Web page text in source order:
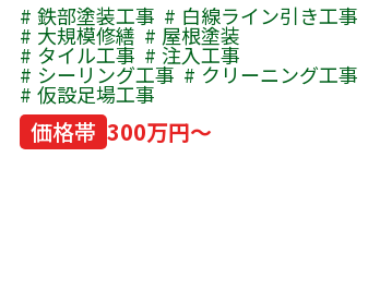
鉄部塗装工事 白線ライン引き工事
大規模修繕 屋根塗装
タイル工事 注入工事
シーリング工事 クリーニング工事
仮設足場工事
価格帯 300万円～